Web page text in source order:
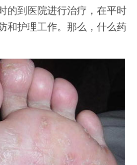
的到医院进行治疗，在平时
和护理工作。那么，什么药